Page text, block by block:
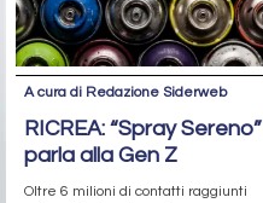
A cura di Redazione Siderweb
RICREA: “Spray Sereno”
parla alla Gen Z
Oltre 6 milioni di contatti raggiunti